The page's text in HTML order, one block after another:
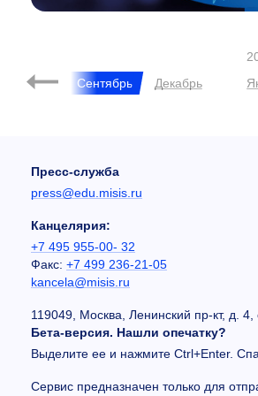
Август Сентябрь Декабрь
Пресс-служба
press@edu.misis.ru
Канцелярия:
+7 495 955-00- 32
Факс: +7 499 236-21-05
kancela@misis.ru
119049, Москва, Ленинский пр-кт, д. 4,
Бета-версия. Нашли опечатку?
Выделите ее и нажмите Ctrl+Enter.
Сервис предназначен только для